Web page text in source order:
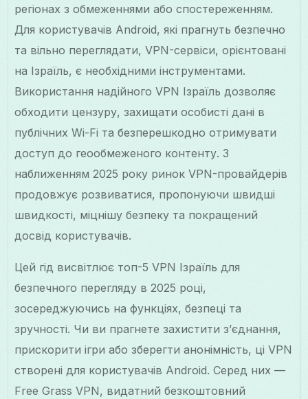
регіонах з обмеженнями або спостереженням.
Для користувачів Android, які прагнуть безпечно
та вільно переглядати, VPN-сервіси, орієнтовані
на Ізраїль, є необхідними інструментами.
Використання надійного VPN Ізраїль дозволяє
обходити цензуру, захищати особисті дані в
публічних Wi-Fi та безперешкодно отримувати
доступ до геообмеженого контенту. З
наближенням 2025 року ринок VPN-провайдерів
продовжує розвиватися, пропонуючи швидші
швидкості, міцнішу безпеку та покращений
досвід користувачів.
Цей гід висвітлює топ-5 VPN Ізраїль для
безпечного перегляду в 2025 році,
зосереджуючись на функціях, безпеці та
зручності. Чи ви прагнете захистити з’єднання,
прискорити ігри або зберегти анонімність, ці VPN
створені для користувачів Android. Серед них —
Free Grass VPN, видатний безкоштовний